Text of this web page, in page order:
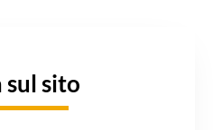
sul sito